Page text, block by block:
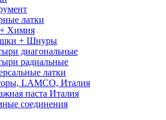
латки
Химия
+ Шнуры
диагональные
радиальные
латки
LAMCO, Италия
паста Италия
соединения